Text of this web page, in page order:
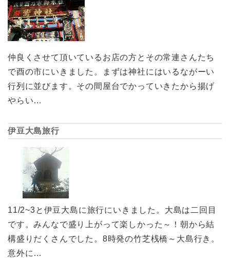
仲良くさせて頂いているお店の方とその常連さんたち
で酉の市にいきました。まずは神社にはいるながーい
行列に並びます。その間屋台でかっていきたから揚げ
やらい…
伊豆大島旅行
11/2~3と伊豆大島に旅行にいきました。大島は二回目
です。みんなで盛り上がって楽しかった～！朝から結
構盛りだくさんでした。8時発の竹芝桟橋～大島行き。
意外に…